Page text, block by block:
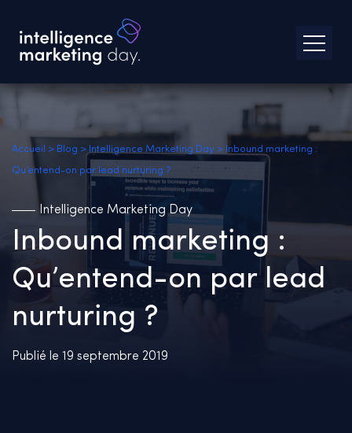
Accueil > Blog > Intelligence Marketing Day > Inbound marketing :
Qu’entend-on par lead nurturing ?
Intelligence Marketing Day
Inbound marketing :
Qu’entend-on par lead
nurturing ?
Publié le 19 septembre 2019